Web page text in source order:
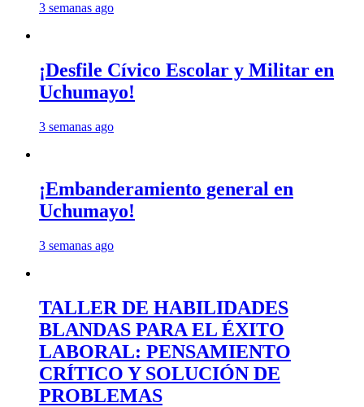
3 semanas ago
¡Desfile Cívico Escolar y Militar en
Uchumayo!
3 semanas ago
¡Embanderamiento general en
Uchumayo!
3 semanas ago
TALLER DE HABILIDADES
BLANDAS PARA EL ÉXITO
LABORAL: PENSAMIENTO
CRÍTICO Y SOLUCIÓN DE
PROBLEMAS